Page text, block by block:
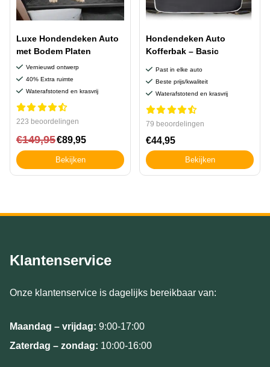
Luxe Hondendeken Auto
met Bodem Platen
Vernieuwd ontwerp
40% Extra ruimte
Waterafstotend en krasvrij
223 beoordelingen
€149,95€89,95
Bekijken
Hondendeken Auto
Kofferbak – Basic
Past in elke auto
Beste prijs/kwaliteit
Waterafstotend en krasvrij
79 beoordelingen
€44,95
Bekijken
Klantenservice
Onze klantenservice is dagelijks bereikbaar van:
Maandag – vrijdag: 9:00-17:00
Zaterdag – zondag: 10:00-16:00